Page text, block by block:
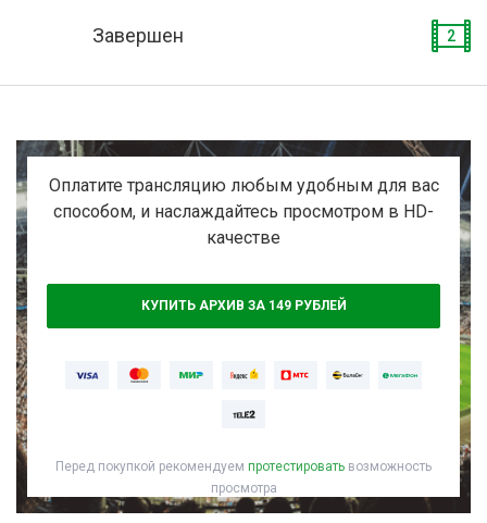
Активировать промокод
Завершен 2
Оплатите трансляцию любым удобным для вас
способом, и наслаждайтесь просмотром в HD-
качестве
КУПИТЬ АРХИВ ЗА 149 РУБЛЕЙ
Перед покупкой рекомендуем протестировать возможность
просмотра